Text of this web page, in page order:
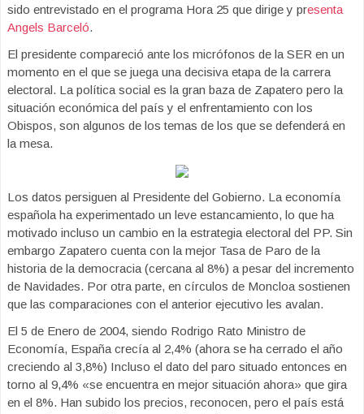
sido entrevistado en el programa Hora 25 que dirige y presenta
Angels Barceló.
El presidente compareció ante los micrófonos de la SER en un
momento en el que se juega una decisiva etapa de la carrera
electoral. La política social es la gran baza de Zapatero pero la
situación económica del país y el enfrentamiento con los
Obispos, son algunos de los temas de los que se defenderá en
la mesa.
Los datos persiguen al Presidente del Gobierno. La economía
española ha experimentado un leve estancamiento, lo que ha
motivado incluso un cambio en la estrategia electoral del PP. Sin
embargo Zapatero cuenta con la mejor Tasa de Paro de la
historia de la democracia (cercana al 8%) a pesar del incremento
de Navidades. Por otra parte, en círculos de Moncloa sostienen
que las comparaciones con el anterior ejecutivo les avalan.
El 5 de Enero de 2004, siendo Rodrigo Rato Ministro de
Economía, España crecía al 2,4% (ahora se ha cerrado el año
creciendo al 3,8%) Incluso el dato del paro situado entonces en
torno al 9,4% «se encuentra en mejor situación ahora» que gira
en el 8%. Han subido los precios, reconocen, pero el país está